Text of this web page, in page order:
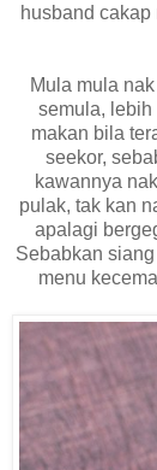
husband
Mula mula
semula, lebih
makan bila
seekor,
kawannya
pulak, tak kan
apalagi
Sebabkan
menu